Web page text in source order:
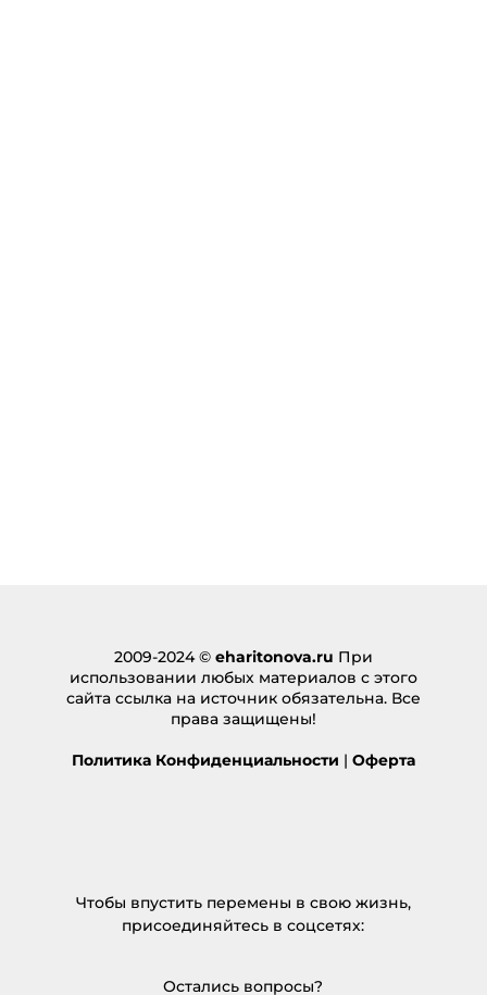
2009-2024 © eharitonova.ru При
использовании любых материалов с этого
сайта ссылка на источник обязательна. Все
права защищены!
Политика Конфиденциальности | Оферта
Чтобы впустить перемены в свою жизнь,
присоединяйтесь в соцсетях:
Остались вопросы?